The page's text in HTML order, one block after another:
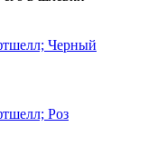
Черный
Роз